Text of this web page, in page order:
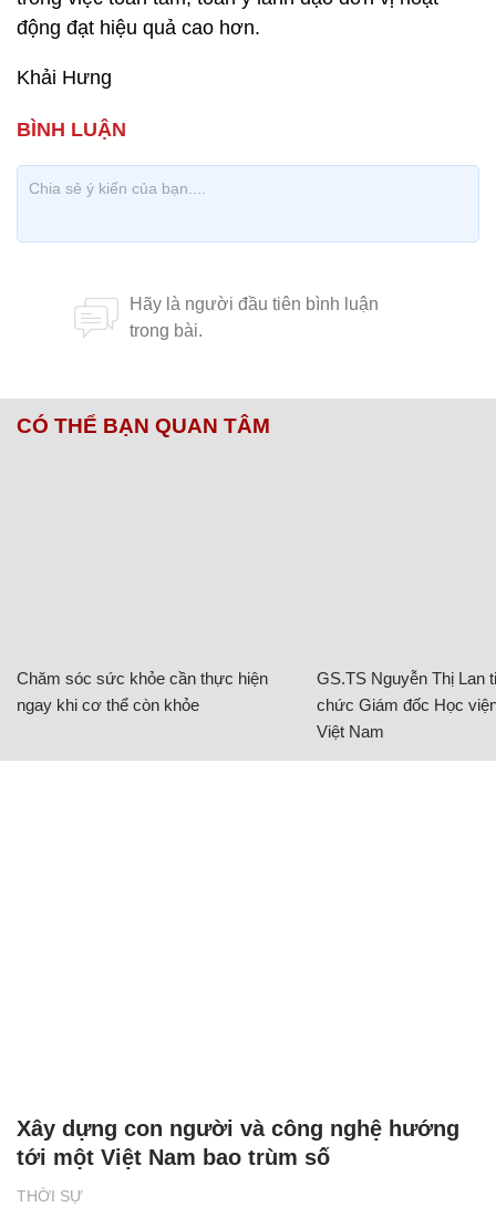
động đạt hiệu quả cao hơn.
Khải Hưng
CÓ THỂ BẠN QUAN TÂM
Chăm sóc sức khỏe cần thực hiện
ngay khi cơ thể còn khỏe
GS.TS Nguyễn Thị Lan
chức Giám đốc Học
Việt Nam
THỜI SỰ
Xây dựng con người và công nghệ hướng
tới một Việt Nam bao trùm số